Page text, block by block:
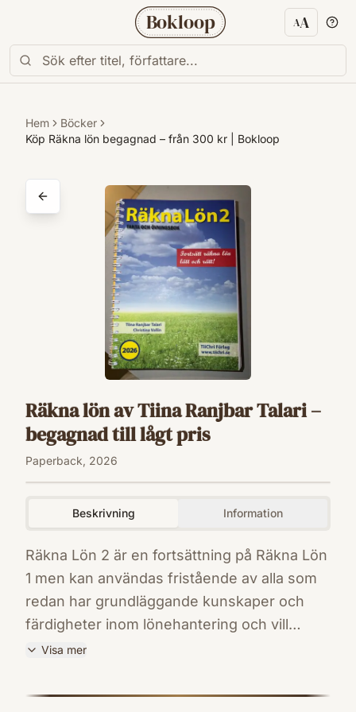
Bokloop AA
Hem
Böcker
Köp Räkna lön begagnad – från 300 kr | Bokloop
Räkna lön av Tiina Ranjbar Talari –
begagnad till lågt pris
Paperback, 2026
Beskrivning Information
Räkna Lön 2 är en fortsättning på Räkna Lön
1 men kan användas fristående av alla som
redan har grundläggande kunskaper och
färdigheter inom lönehantering och vill
fördjupa sig och öva på mer komplexa
delar, del 1 innehåller fördjupade fakta och
Visa mer
9789198845396